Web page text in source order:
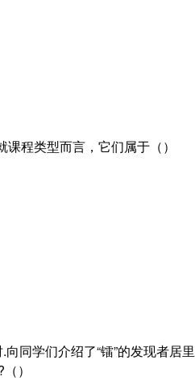
程类型而言，它们属于（）
同学们介绍了“镭”的发现者居
）